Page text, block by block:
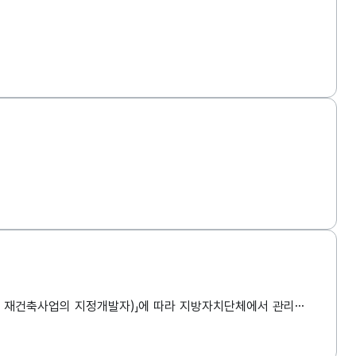
「도시 및 주거환경정비법 제26조 (재개발사업 및 재건축사업의 시행자 지정)」/「도시 및 주거환경정비법 시행령 제27조 (재개발사업 및 재건축사업의 지정개발자)」에 따라 지방자치단체에서 관리하는 재개발재건축정비사업에 대한 정보